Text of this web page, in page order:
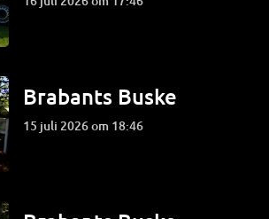
Brabants Buske
15 juli 2026 om 18:46